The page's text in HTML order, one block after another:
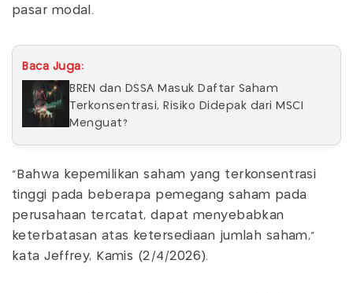
pasar modal.
Baca Juga:
BREN dan DSSA Masuk Daftar Saham
Terkonsentrasi, Risiko Didepak dari MSCI
Menguat?
"Bahwa kepemilikan saham yang terkonsentrasi
tinggi pada beberapa pemegang saham pada
perusahaan tercatat, dapat menyebabkan
keterbatasan atas ketersediaan jumlah saham,"
kata Jeffrey, Kamis (2/4/2026).